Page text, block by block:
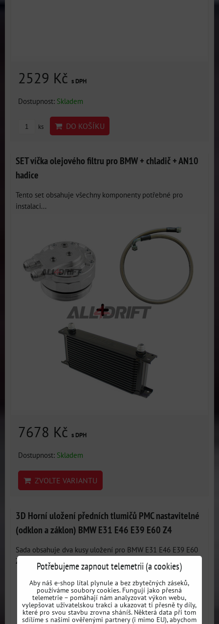
2529 Kč s DPH
Dostupnost: Skladem
ks DO KOŠÍKU
SET víčka olejového filtru pro BMW + chladič + AN10
hadice
Tento set obsahuje všechny komponenty potřebné pro
instalaci...
7678 Kč s DPH
Dostupnost: Skladem
ZVOLTE VARIANTU
3D Horní uložení předních tlumičů PMC nastavitelné
(odklon a záklon) BMW E31 E46 E39 E60 Z4
Sada obsahuje dva kusy uložení pro BMW E31 E46 E39 E60
Z4. Tato...Potřebujeme zapnout telemetrii (a cookies)
Aby náš e-shop lítal plynule a bez zbytečných záseků,
používáme soubory cookies. Fungují jako přesná
telemetrie – pomáhají nám analyzovat výkon webu,
vylepšovat uživatelskou trakci a ukazovat ti přesně ty díly,
které pro svou stavbu zrovna sháníš. Některá data při tom
sdílíme s našimi ověřenými partnery (i mimo EU), abychom